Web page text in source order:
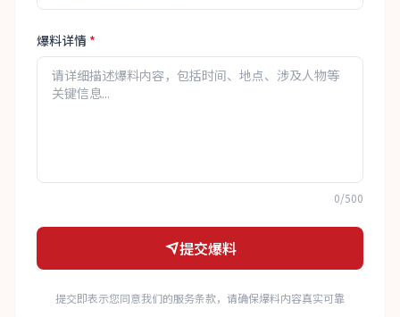
爆料详情 *
0/500
提交爆料
提交即表示您同意我们的服务条款，请确保爆料内容真实可靠